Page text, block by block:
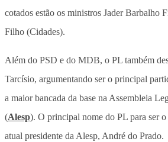
cotados estão os ministros Jader Barbalho
Filho (Cidades).
Além do PSD e do MDB, o PL também
Tarcísio, argumentando ser o principal
a maior bancada da base na Assembleia
(Alesp). O principal nome do PL para ser
atual presidente da Alesp, André do Prado.